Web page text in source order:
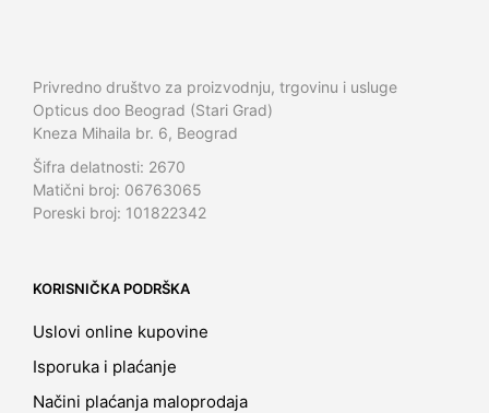
Privredno društvo za proizvodnju, trgovinu i usluge
Opticus doo Beograd (Stari Grad)
Kneza Mihaila br. 6, Beograd
Šifra delatnosti: 2670
Matični broj: 06763065
Poreski broj: 101822342
KORISNIČKA PODRŠKA
Uslovi online kupovine
Isporuka i plaćanje
Načini plaćanja maloprodaja